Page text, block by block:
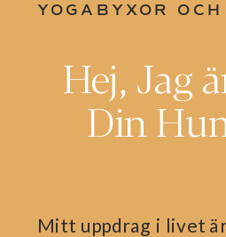
YOGABYXOR
Hej, Jag
Din
Mitt uppdrag i livet